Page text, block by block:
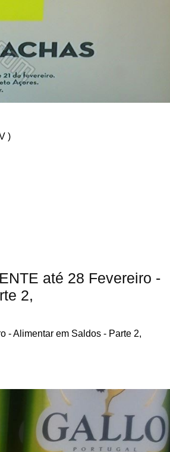
)
até 28 Fevereiro -
2,
- Alimentar em Saldos - Parte 2,